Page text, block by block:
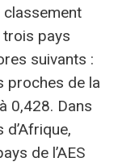
trois pays
suivants :
proches de la
0,428. Dans
de l’AES